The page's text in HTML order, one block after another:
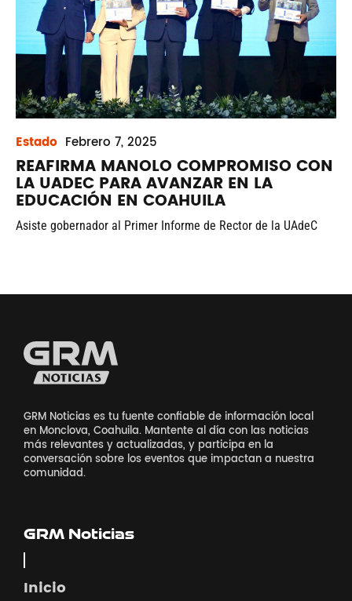
Estado Febrero 7, 2025
REAFIRMA MANOLO COMPROMISO CON
LA UADEC PARA AVANZAR EN LA
EDUCACIÓN EN COAHUILA
Asiste gobernador al Primer Informe de Rector de la UAdeC
GRM Noticias es tu fuente confiable de información local
en Monclova, Coahuila. Mantente al día con las noticias
más relevantes y actualizadas, y participa en la
conversación sobre los eventos que impactan a nuestra
comunidad.
GRM Noticias
Inicio